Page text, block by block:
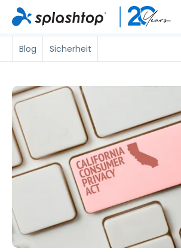
Blog Sicherheit